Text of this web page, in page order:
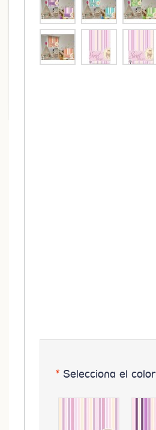
* Selecciona el color